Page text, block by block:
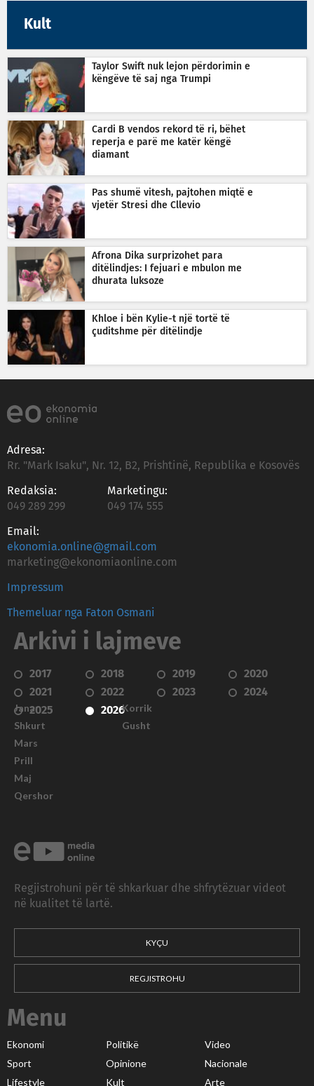
Kult
Taylor Swift nuk lejon përdorimin e
këngëve të saj nga Trumpi
Cardi B vendos rekord të ri, bëhet
reperja e parë me katër këngë
diamant
Pas shumë vitesh, pajtohen miqtë e
vjetër Stresi dhe Cllevio
Afrona Dika surprizohet para
ditëlindjes: I fejuari e mbulon me
dhurata luksoze
Khloe i bën Kylie-t një tortë të
çuditshme për ditëlindje
Adresa:
Rr. "Mark Isaku", Nr. 12, B2, Prishtinë, Republika e Kosovës
Redaksia:
049 289 299
Marketingu:
049 174 555
Email:
ekonomia.online@gmail.com
marketing@ekonomiaonline.com
Impressum
Themeluar nga Faton Osmani
Arkivi i lajmeve
2017 2018 2019
2020
2021
2022 2023
2024
2025
2026
Janar
Shkurt
Mars
Prill
Maj
Qershor
Korrik
Gusht
Regjistrohuni për të shkarkuar dhe shfrytëzuar videot
në kualitet të lartë.
KYÇU
REGJISTROHU
Menu
Ekonomi Politikë
Video
Sport
Opinione
Nacionale
Lifestyle
Kult Arte